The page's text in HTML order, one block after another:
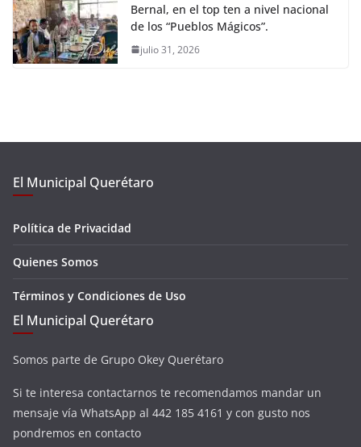
Bernal, en el top ten a nivel nacional
de los “Pueblos Mágicos”.
julio 31, 2026
El Municipal Querétaro
Política de Privacidad
Quienes Somos
Términos y Condiciones de Uso
El Municipal Querétaro
Somos parte de Grupo Okey Querétaro
Si te interesa contactarnos te recomendamos mandar un
mensaje vía WhatsApp al 442 185 4161 y con gusto nos
pondremos en contacto